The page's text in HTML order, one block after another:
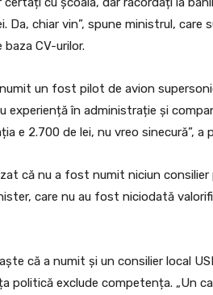
Da, chiar vin”, spune ministrul, care
CV-urilor.
un fost pilot de avion
experiență în administrație și
e 2.700 de lei, nu vreo sinecură”,
că nu a fost numit niciun
care nu au fost niciodată
că a numit și un consilier local
politică exclude competența. „Un